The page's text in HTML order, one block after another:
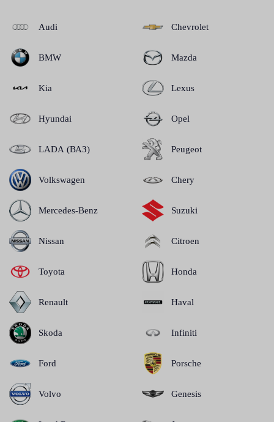
Audi
BMW
Kia
Hyundai
LADA (ВАЗ)
Volkswagen
Mercedes-Benz
Nissan
Toyota
Renault
Skoda
Ford
Volvo
Chevrolet
Mazda
Lexus
Opel
Peugeot
Chery
Suzuki
Citroen
Honda
Haval
Infiniti
Porsche
Genesis